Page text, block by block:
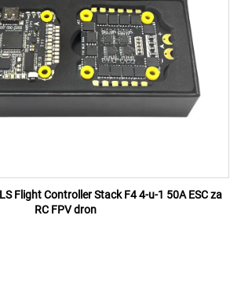
Flight Controller Stack F4 4-u-1 50A ESC za
RC FPV dron